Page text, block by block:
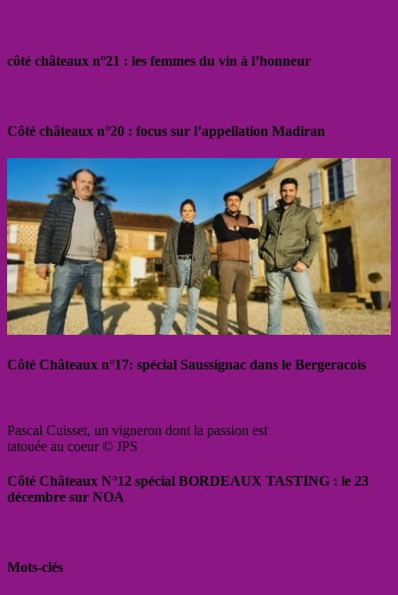
côté châteaux n°21 : les femmes du vin à l’honneur
Côté châteaux n°20 : focus sur l’appellation Madiran
Côté Châteaux n°17: spécial Saussignac dans le Bergeracois
Pascal Cuisset, un vigneron dont la passion est
tatouée au coeur © JPS
Côté Châteaux N°12 spécial BORDEAUX TASTING : le 23
décembre sur NOA
Mots-clés